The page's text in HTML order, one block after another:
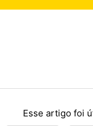
Esse artigo foi